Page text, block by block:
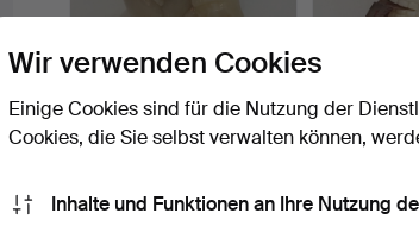
BÜFFELKNOCHEN
2 Gebote
BAFFALO
2 Gebote
Wir verwenden Cookies
Einige Cookies sind für die Nutzung der
Cookies, die Sie selbst verwalten können,
Inhalte und Funktionen an Ihre Nutzung